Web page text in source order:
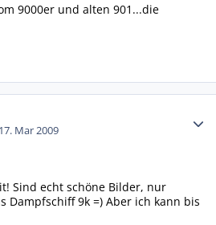
9000er und alten 901...die
7. Mar 2009
Sind echt schöne Bilder, nur
Dampfschiff 9k =) Aber ich kann bis